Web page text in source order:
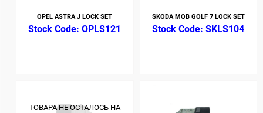
OPEL ASTRA J LOCK SET
OPLS121
SKODA MQB GOLF 7 LOCK SET
SKLS104
ТОВАРА НЕ ОСТАЛОСЬ НА